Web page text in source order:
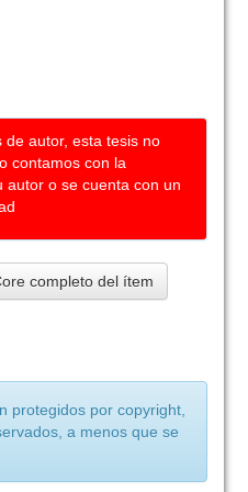
de autor, esta tesis no
contamos con la
autor o se cuenta con un
completo del ítem
protegidos por copyright,
a menos que se